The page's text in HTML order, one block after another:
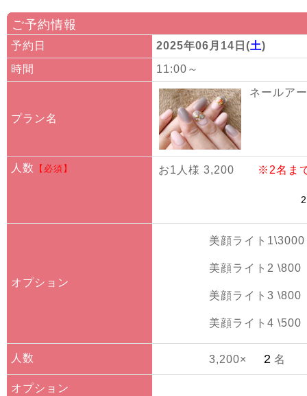
ご予約情報
予約日 2025年06月14日(土)
時間
11:00～
プラン名
ネールア
人数 【必須】 お1人様 3,200 ※2名ま
オプション
美顔ライト1\3000
美顔ライト2 \800
美顔ライト3 \800
美顔ライト4 \500
人数 3,200× 名
オプション